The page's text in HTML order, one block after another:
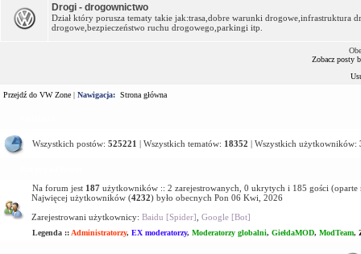
Drogi - drogownictwo
Dział który porusza tematy takie jak:trasa,dobre warunki drogowe,infrastruktura
drogowe,bezpieczeństwo ruchu drogowego,parkingi itp.
Zobacz posty
Przejdź do VW Zone | Nawigacja: Strona główna
Wszystkich postów: 525221 | Wszystkich tematów: 18352 | Wszystkich użytkowników:
Na forum jest 187 użytkowników :: 2 zarejestrowanych, 0 ukrytych i 185 gości
Najwięcej użytkowników (4232) było obecnych Pon 06 Kwi, 2026
Zarejestrowani użytkownicy: Baidu [Spider] Google [Bot]
Legenda :: Administratorzy, EX moderatorzy, Moderatorzy globalni, GiełdaMOD, ModTeam,